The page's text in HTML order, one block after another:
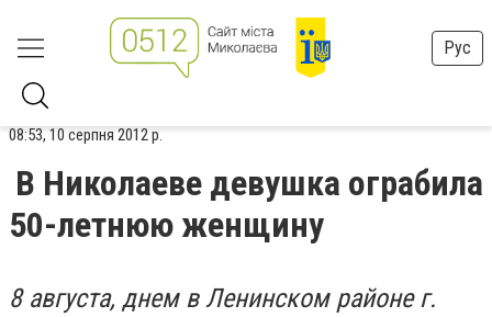
Рус
08:53, 10 серпня 2012 р.
В Николаеве девушка ограбила
50-летнюю женщину
8 августа, днем в Ленинском районе г.